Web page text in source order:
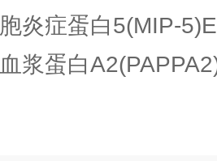
炎症蛋白5(MIP-
浆蛋白